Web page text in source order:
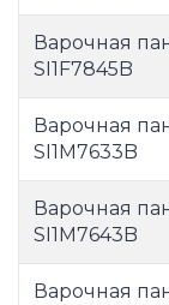
Варочная
SI1F7845B
Варочная
SI1M7633B
Варочная
SI1M7643B
Варочная